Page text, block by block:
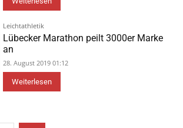
Leichtathletik
Lübecker Marathon peilt 3000er Marke
an
28. August 2019 01:12
Weiterlesen